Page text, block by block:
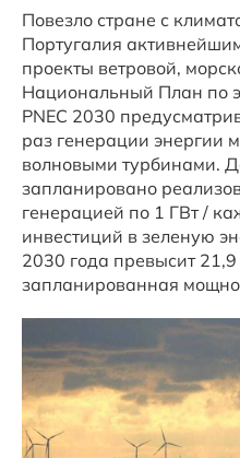
Повезло стране с
Португалия
проекты ветровой,
Национальный План по
PNEC 2030
раз генерации энергии
волновыми турбинами.
запланировано
генерацией по 1 ГВт /
инвестиций в зеленую
2030 года превысит
запланированная